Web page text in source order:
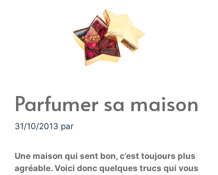
Parfumer sa maison
31/10/2013 par
Une maison qui sent bon, c’est toujours plus
agréable. Voici donc quelques trucs qui vous